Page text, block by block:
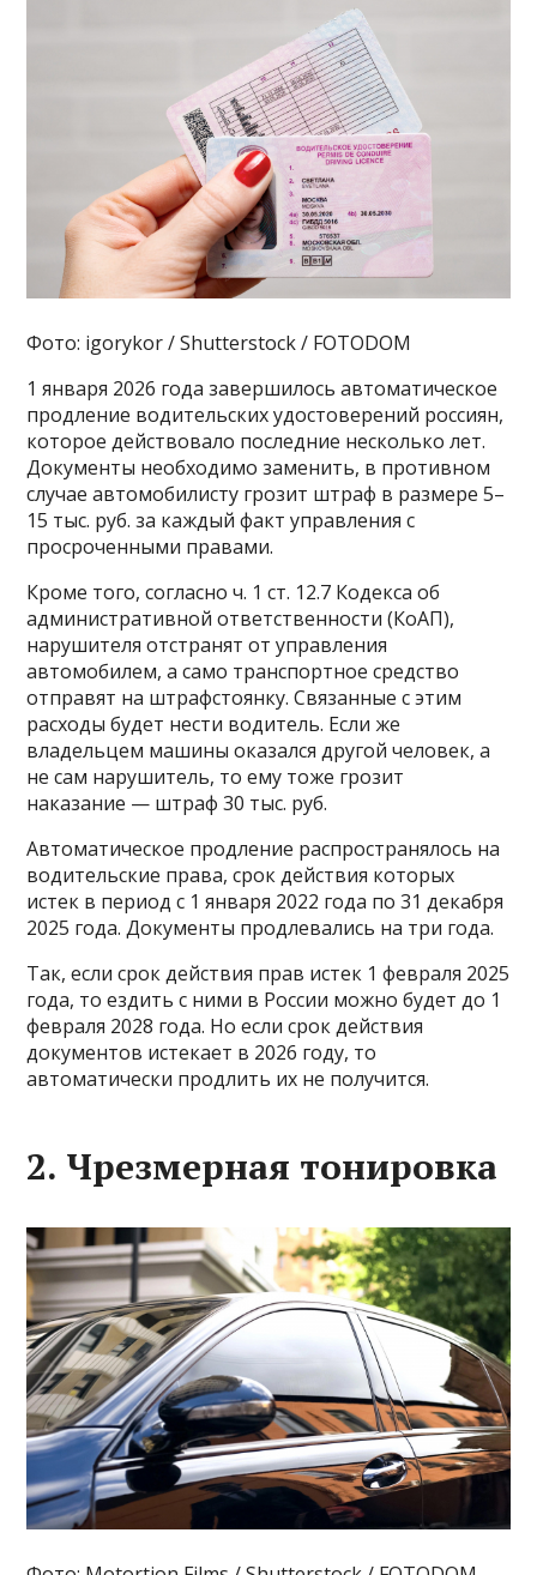
Фото: igorykor / Shutterstock / FOTODOM
1 января 2026 года завершилось автоматическое
продление водительских удостоверений россиян,
которое действовало последние несколько лет.
Документы необходимо заменить, в противном
случае автомобилисту грозит штраф в размере 5–
15 тыс. руб. за каждый факт управления с
просроченными правами.
Кроме того, согласно ч. 1 ст. 12.7 Кодекса об
административной ответственности (КоАП),
нарушителя отстранят от управления
автомобилем, а само транспортное средство
отправят на штрафстоянку. Связанные с этим
расходы будет нести водитель. Если же
владельцем машины оказался другой человек, а
не сам нарушитель, то ему тоже грозит
наказание — штраф 30 тыс. руб.
Автоматическое продление распространялось на
водительские права, срок действия которых
истек в период с 1 января 2022 года по 31 декабря
2025 года. Документы продлевались на три года.
Так, если срок действия прав истек 1 февраля 2025
года, то ездить с ними в России можно будет до 1
февраля 2028 года. Но если срок действия
документов истекает в 2026 году, то
автоматически продлить их не получится.
2. Чрезмерная тонировка